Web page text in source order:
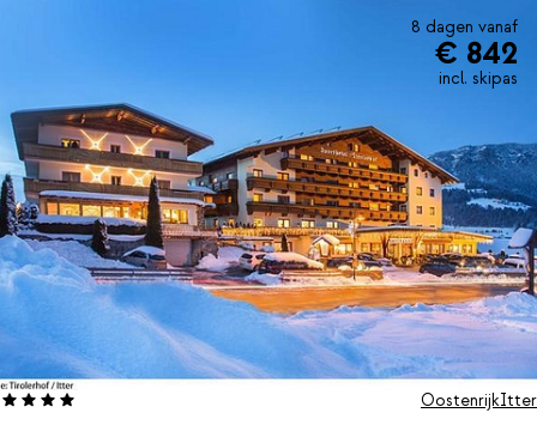
8 dagen vanaf
€ 842
incl. skipas
OostenrijkItter